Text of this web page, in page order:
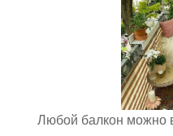
Любой балкон можно